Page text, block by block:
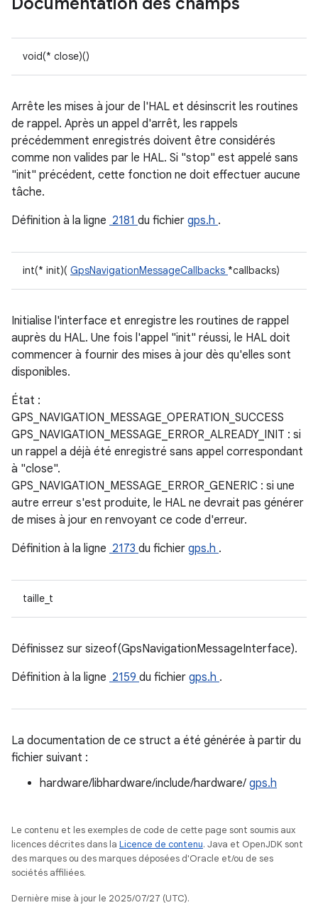
void(* close)()
Arrête les mises à jour de l'HAL et désinscrit les routines
de rappel. Après un appel d'arrêt, les rappels
précédemment enregistrés doivent être considérés
comme non valides par le HAL. Si "stop" est appelé sans
"init" précédent, cette fonction ne doit effectuer aucune
tâche.
Définition à la ligne 2181 du fichier gps.h .
int(* init)( GpsNavigationMessageCallbacks *callbacks)
Initialise l'interface et enregistre les routines de rappel
auprès du HAL. Une fois l'appel "init" réussi, le HAL doit
commencer à fournir des mises à jour dès qu'elles sont
disponibles.
État :
GPS_NAVIGATION_MESSAGE_OPERATION_SUCCESS
GPS_NAVIGATION_MESSAGE_ERROR_ALREADY_INIT : si
un rappel a déjà été enregistré sans appel correspondant
à "close".
GPS_NAVIGATION_MESSAGE_ERROR_GENERIC : si une
autre erreur s'est produite, le HAL ne devrait pas générer
de mises à jour en renvoyant ce code d'erreur.
Définition à la ligne 2173 du fichier gps.h .
taille_t
Définissez sur sizeof(GpsNavigationMessageInterface).
Définition à la ligne 2159 du fichier gps.h .
La documentation de ce struct a été générée à partir du
fichier suivant :
hardware/libhardware/include/hardware/ gps.h
Le contenu et les exemples de code de cette page sont soumis aux
licences décrites dans la Licence de contenu. Java et OpenJDK sont
des marques ou des marques déposées d'Oracle et/ou de ses
sociétés affiliées.
Dernière mise à jour le 2025/07/27 (UTC).